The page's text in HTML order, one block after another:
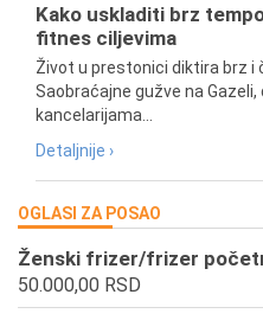
Kako uskladiti brz
fitnes ciljevima
Život u prestonici diktira brz i
Saobraćajne gužve na Gazeli,
kancelarijama...
Detaljnije ›
OGLASI ZA POSAO
Ženski frizer/frizer
50.000,00 RSD